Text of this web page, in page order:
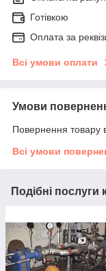
Готівкою
Оплата за
Всі умови оплати
Умови
Повернення товару
Всі умови
Подібні послуги